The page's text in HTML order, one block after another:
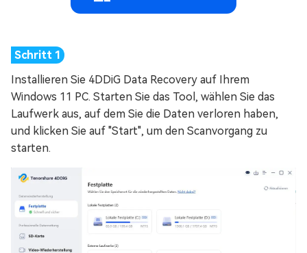
Installieren Sie 4DDiG Data Recovery auf Ihrem
Windows 11 PC. Starten Sie das Tool, wählen Sie das
Laufwerk aus, auf dem Sie die Daten verloren haben,
und klicken Sie auf "Start", um den Scanvorgang zu
starten.